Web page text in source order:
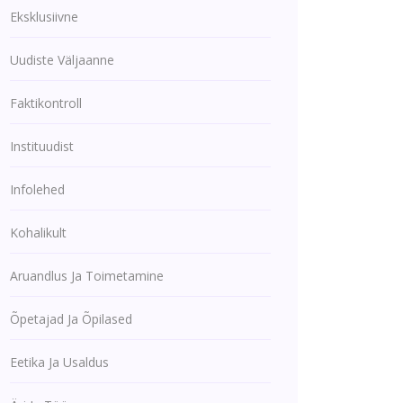
Eksklusiivne
Uudiste Väljaanne
Faktikontroll
Instituudist
Infolehed
Kohalikult
Aruandlus Ja Toimetamine
Õpetajad Ja Õpilased
Eetika Ja Usaldus